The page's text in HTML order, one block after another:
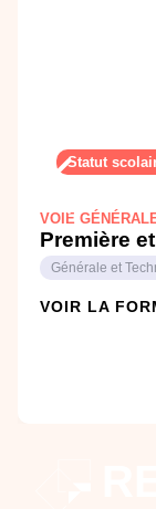
Statut
VOIE
Première
Générale et
VOIR LA